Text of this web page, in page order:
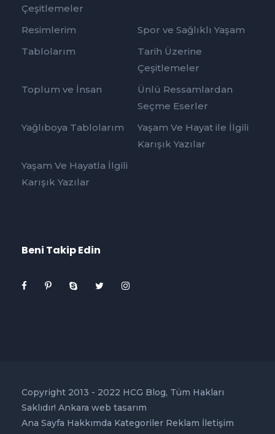
Çeşitlemeler
Resimlerim
Spor ve Sağlıklı Yaşam
Tablolarım
Tarih Üzerine
Çeşitlemeler
Toplum ve İnsan
Ünlü Ressamlardan
Seçme Eserler
Yağlıboya Tablolarım
Yaşam Ve Hayat ile İlgili
Karışık Yazılar
Yaşam Ve Hayatla İlgili
Karışık Yazılar
Beni Takip Edin
Copyright 2013 - 2022 HCG Blog, Tüm Hakları
Saklıdır! Ankara web tasarım
Ana Sayfa Hakkımda Kategoriler Reklam İletişim